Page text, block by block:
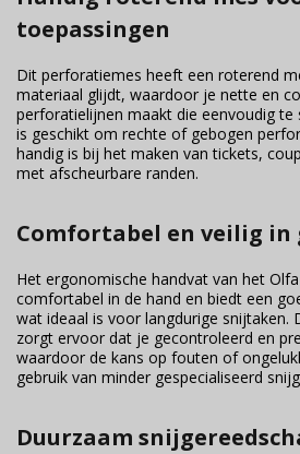
toepassingen
Dit perforatiemes heeft een roterend
materiaal glijdt, waardoor je nette en
perforatielijnen maakt die eenvoudig te
is geschikt om rechte of gebogen
handig is bij het maken van tickets,
met afscheurbare randen.
Comfortabel en veilig in
Het ergonomische handvat van het
comfortabel in de hand en biedt een
wat ideaal is voor langdurige snijtaken.
zorgt ervoor dat je gecontroleerd en
waardoor de kans op fouten of
gebruik van minder gespecialiseerd
Duurzaam